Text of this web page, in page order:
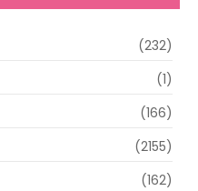
(232)
(1)
(166)
(2155)
(162)